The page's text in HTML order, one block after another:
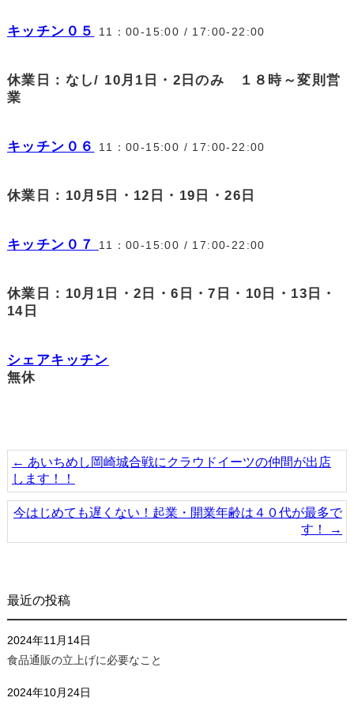
キッチン０５ 11：00-15:00 / 17:00-22:00
休業日：なし/ 10月1日・2日のみ １８時～変則営
業
キッチン０６ 11：00-15:00 / 17:00-22:00
休業日：10月5日・12日・19日・26日
キッチン０７ 11：00-15:00 / 17:00-22:00
休業日：10月1日・2日・6日・7日・10日・13日・
14日
シェアキッチン
無休
← あいちめし岡崎城合戦にクラウドイーツの仲間が出店
します！！
今はじめても遅くない！起業・開業年齢は４０代が最多で
す！
→
最近の投稿
食品通販の立上げに必要なこと
2024年11月14日
2024年10月24日